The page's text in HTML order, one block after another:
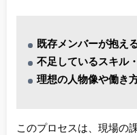
既存メンバーが抱え
不足しているスキル
理想の人物像や働き
このプロセスは、現場の